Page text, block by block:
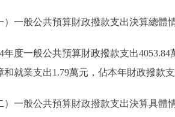
）一般公共預算財政撥款支出決算總體
年度一般公共預算財政撥款支出
和就業支出1.79萬元，佔本年財政撥款
）一般公共預算財政撥款支出決算具體